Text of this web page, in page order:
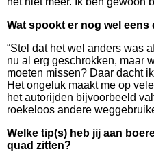
Wat spookt er nog wel eens
“Stel dat het wel anders was
nu al erg geschrokken, maar
moeten missen? Daar dacht
Het ongeluk maakt me op
het autorijden bijvoorbeeld
roekeloos andere
Welke tip(s) heb jij aan
quad zitten?